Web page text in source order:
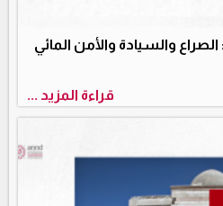
والسيادة والأمن المائي
قراءة المزيد ...